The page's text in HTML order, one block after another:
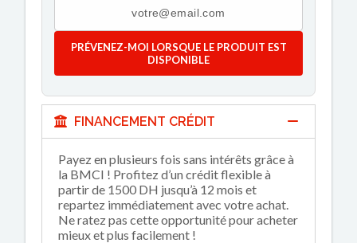
PRÉVENEZ-MOI LORSQUE LE PRODUIT EST
DISPONIBLE
FINANCEMENT CRÉDIT
Payez en plusieurs fois sans intérêts grâce à
la BMCI ! Profitez d’un crédit flexible à
partir de 1500 DH jusqu’à 12 mois et
repartez immédiatement avec votre achat.
Ne ratez pas cette opportunité pour acheter
mieux et plus facilement !